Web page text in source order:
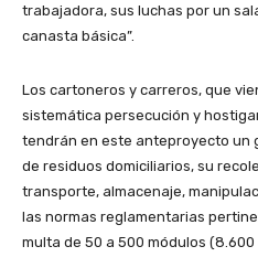
trabajadora, sus luchas por un
canasta básica”.
Los cartoneros y carreros, que
sistemática persecución y
tendrán en este anteproyecto un
de residuos domiciliarios, su
transporte, almacenaje,
las normas reglamentarias
multa de 50 a 500 módulos